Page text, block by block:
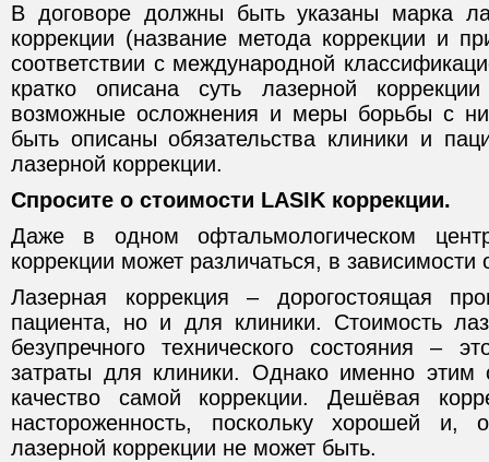
В договоре должны быть указаны марка
коррекции (название метода коррекции и
соответствии с международной
кратко описана суть лазерной
возможные осложнения и меры борьбы с
быть описаны обязательства клиники и
лазерной коррекции.
Спросите о стоимости LASIK коррекции.
Даже в одном офтальмологическом
коррекции может различаться, в зависимости
Лазерная коррекция – дорогостоящая
пациента, но и для клиники. Стоимость
безупречного технического состояния –
затраты для клиники. Однако именно этим
качество самой коррекции. Дешёвая
настороженность, поскольку хорошей и,
лазерной коррекции не может быть.